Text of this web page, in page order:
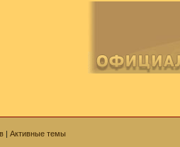
| Активные темы